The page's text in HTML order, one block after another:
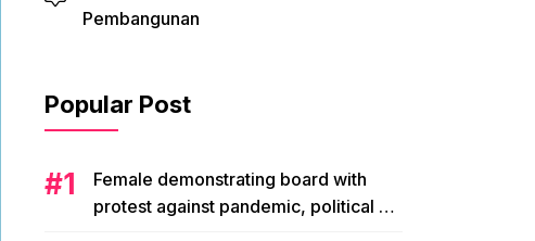
Pembangunan
Popular Post
Female demonstrating board with
protest against pandemic, political or